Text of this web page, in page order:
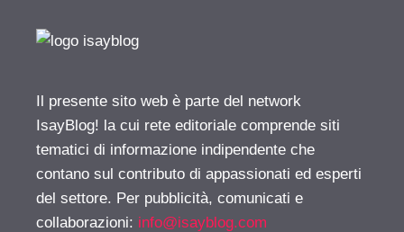
Il presente sito web è parte del network
IsayBlog! la cui rete editoriale comprende siti
tematici di informazione indipendente che
contano sul contributo di appassionati ed esperti
del settore. Per pubblicità, comunicati e
collaborazioni: info@isayblog.com